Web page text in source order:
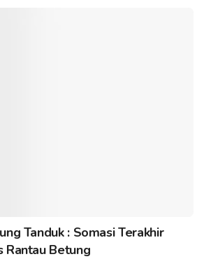
Tanduk : Somasi Terakhir
Rantau Betung